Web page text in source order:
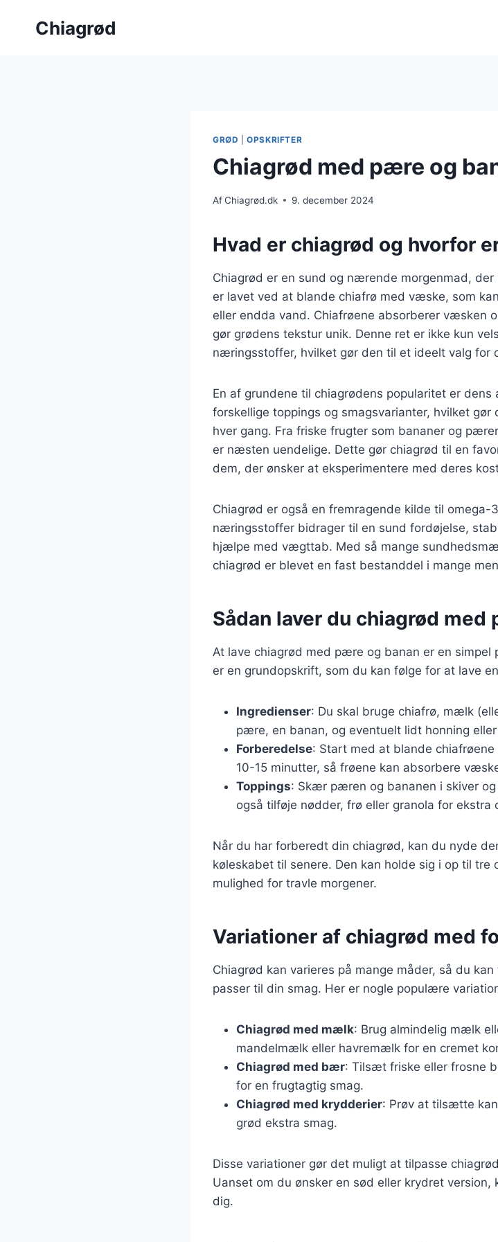
Chiagrød
GRØD |OPSKRIFTER
Chiagrød med pære og
AfChiagrød.dk 9. december 2024
Hvad er chiagrød og hvorfor
Chiagrød er en sund og nærende morgenmad,
er lavet ved at blande chiafrø med væske, som
eller endda vand. Chiafrøene absorberer væsken
gør grødens tekstur unik. Denne ret er ikke kun
næringsstoffer, hvilket gør den til et ideelt valg for
En af grundene til chiagrødens popularitet er dens
forskellige toppings og smagsvarianter, hvilket
hver gang. Fra friske frugter som bananer og
er næsten uendelige. Dette gør chiagrød til en
dem, der ønsker at eksperimentere med deres
Chiagrød er også en fremragende kilde til
næringsstoffer bidrager til en sund fordøjelse,
hjælpe med vægttab. Med så mange
chiagrød er blevet en fast bestanddel i mange
Sådan laver du chiagrød med
At lave chiagrød med pære og banan er en
er en grundopskrift, som du kan følge for at lave
Ingredienser: Du skal bruge chiafrø, mælk
pære, en banan, og eventuelt lidt honning
Forberedelse: Start med at blande
10-15 minutter, så frøene kan absorbere
Toppings: Skær pæren og bananen i skiver
også tilføje nødder, frø eller granola for ekstra
Når du har forberedt din chiagrød, kan du nyde
køleskabet til senere. Den kan holde sig i op til
mulighed for travle morgener.
Variationer af chiagrød med
Chiagrød kan varieres på mange måder, så du
passer til din smag. Her er nogle populære
Chiagrød med mælk: Brug almindelig mælk
mandelmælk eller havremælk for en cremet
Chiagrød med bær: Tilsæt friske eller frosne
for en frugtagtig smag.
Chiagrød med krydderier: Prøv at tilsætte
grød ekstra smag.
Disse variationer gør det muligt at tilpasse
Uanset om du ønsker en sød eller krydret
dig.